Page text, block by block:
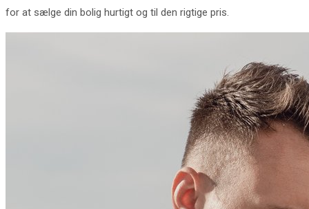
for at sælge din bolig hurtigt og til den rigtige pris.
Marketing og global eksponering
Vi kombinerer professionel fotografi, videoproduktion og
målrettet digital markedsføring for at præsentere din bolig for det
rigtige publikum — lokalt såvel som internationalt. Vores stærke
tilstedeværelse på sociale medier og portaler sikrer maksimal